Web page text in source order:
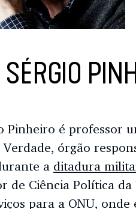
Pinheiro é professor
órgão
a ditadura
de Ciência Política da
para a ONU,